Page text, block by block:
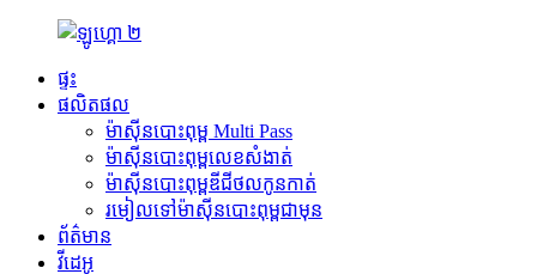
ផ្ទះ
ផលិតផល
ម៉ាស៊ីនបោះពុម្ព Multi Pass
ម៉ាស៊ីនបោះពុម្ពលេខសំងាត់
ម៉ាស៊ីនបោះពុម្ពឌីជីថលកូនកាត់
រមៀលទៅម៉ាស៊ីនបោះពុម្ពជាមុន
ព័ត៌មាន
វីដេអូ